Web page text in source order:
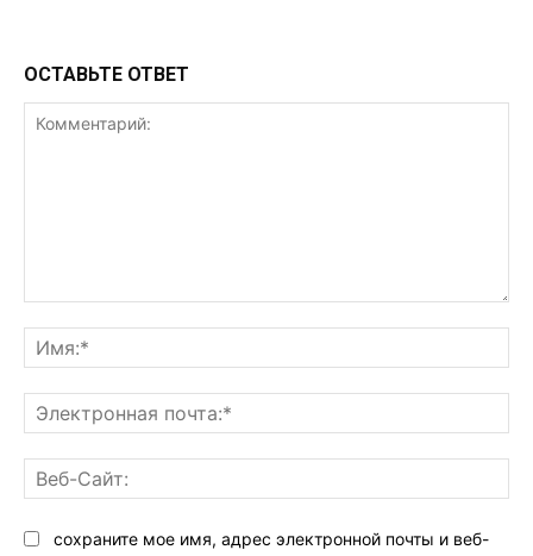
ОСТАВЬТЕ ОТВЕТ
сохраните мое имя, адрес электронной почты и веб-